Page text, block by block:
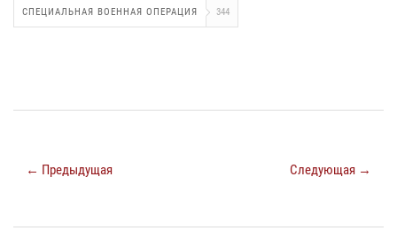
СПЕЦИАЛЬНАЯ ВОЕННАЯ ОПЕРАЦИЯ 344
← Предыдущая Следующая →